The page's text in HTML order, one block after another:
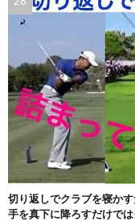
切り返しでクラブを寝か
手を真下に降ろすだけで